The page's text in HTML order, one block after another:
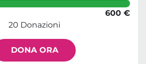
600 €
20 Donazioni
DONA ORA